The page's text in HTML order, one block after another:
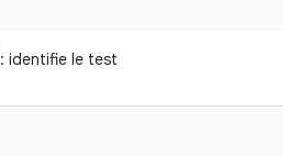
: identifie le test